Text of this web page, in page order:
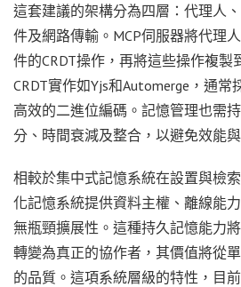
這套建議的架構分為四層：代理人
件及網路傳輸。MCP伺服器將代理
件的CRDT操作，再將這些操作複製
CRDT實作如Yjs和Automerge，通
高效的二進位編碼。記憶管理也需
分、時間衰減及整合，以避免效能
相較於集中式記憶系統在設置與檢
化記憶系統提供資料主權、離線能
無瓶頸擴展性。這種持久記憶能力
轉變為真正的協作者，其價值將從
的品質。這項系統層級的特性，目